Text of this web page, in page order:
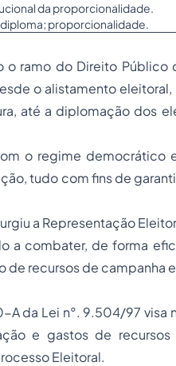
da proporcionalidade.
proporcionalidade.
ramo do Direito Público
o alistamento
até a diplomação dos
o regime democrático
tudo com fins de
a Representação
a combater, de forma
recursos de campanha
da Lei n°. 9.504/97 visa
e gastos de recursos
Eleitoral.